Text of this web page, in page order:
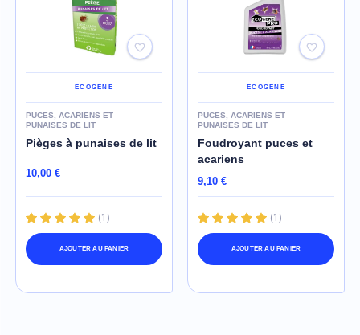
ECOGENE
PUCES, ACARIENS ET
PUNAISES DE LIT
Pièges à punaises de lit
10,00 €
(1)
AJOUTER AU PANIER
ECOGENE
PUCES, ACARIENS ET
PUNAISES DE LIT
Foudroyant puces et
acariens
9,10 €
(1)
AJOUTER AU PANIER